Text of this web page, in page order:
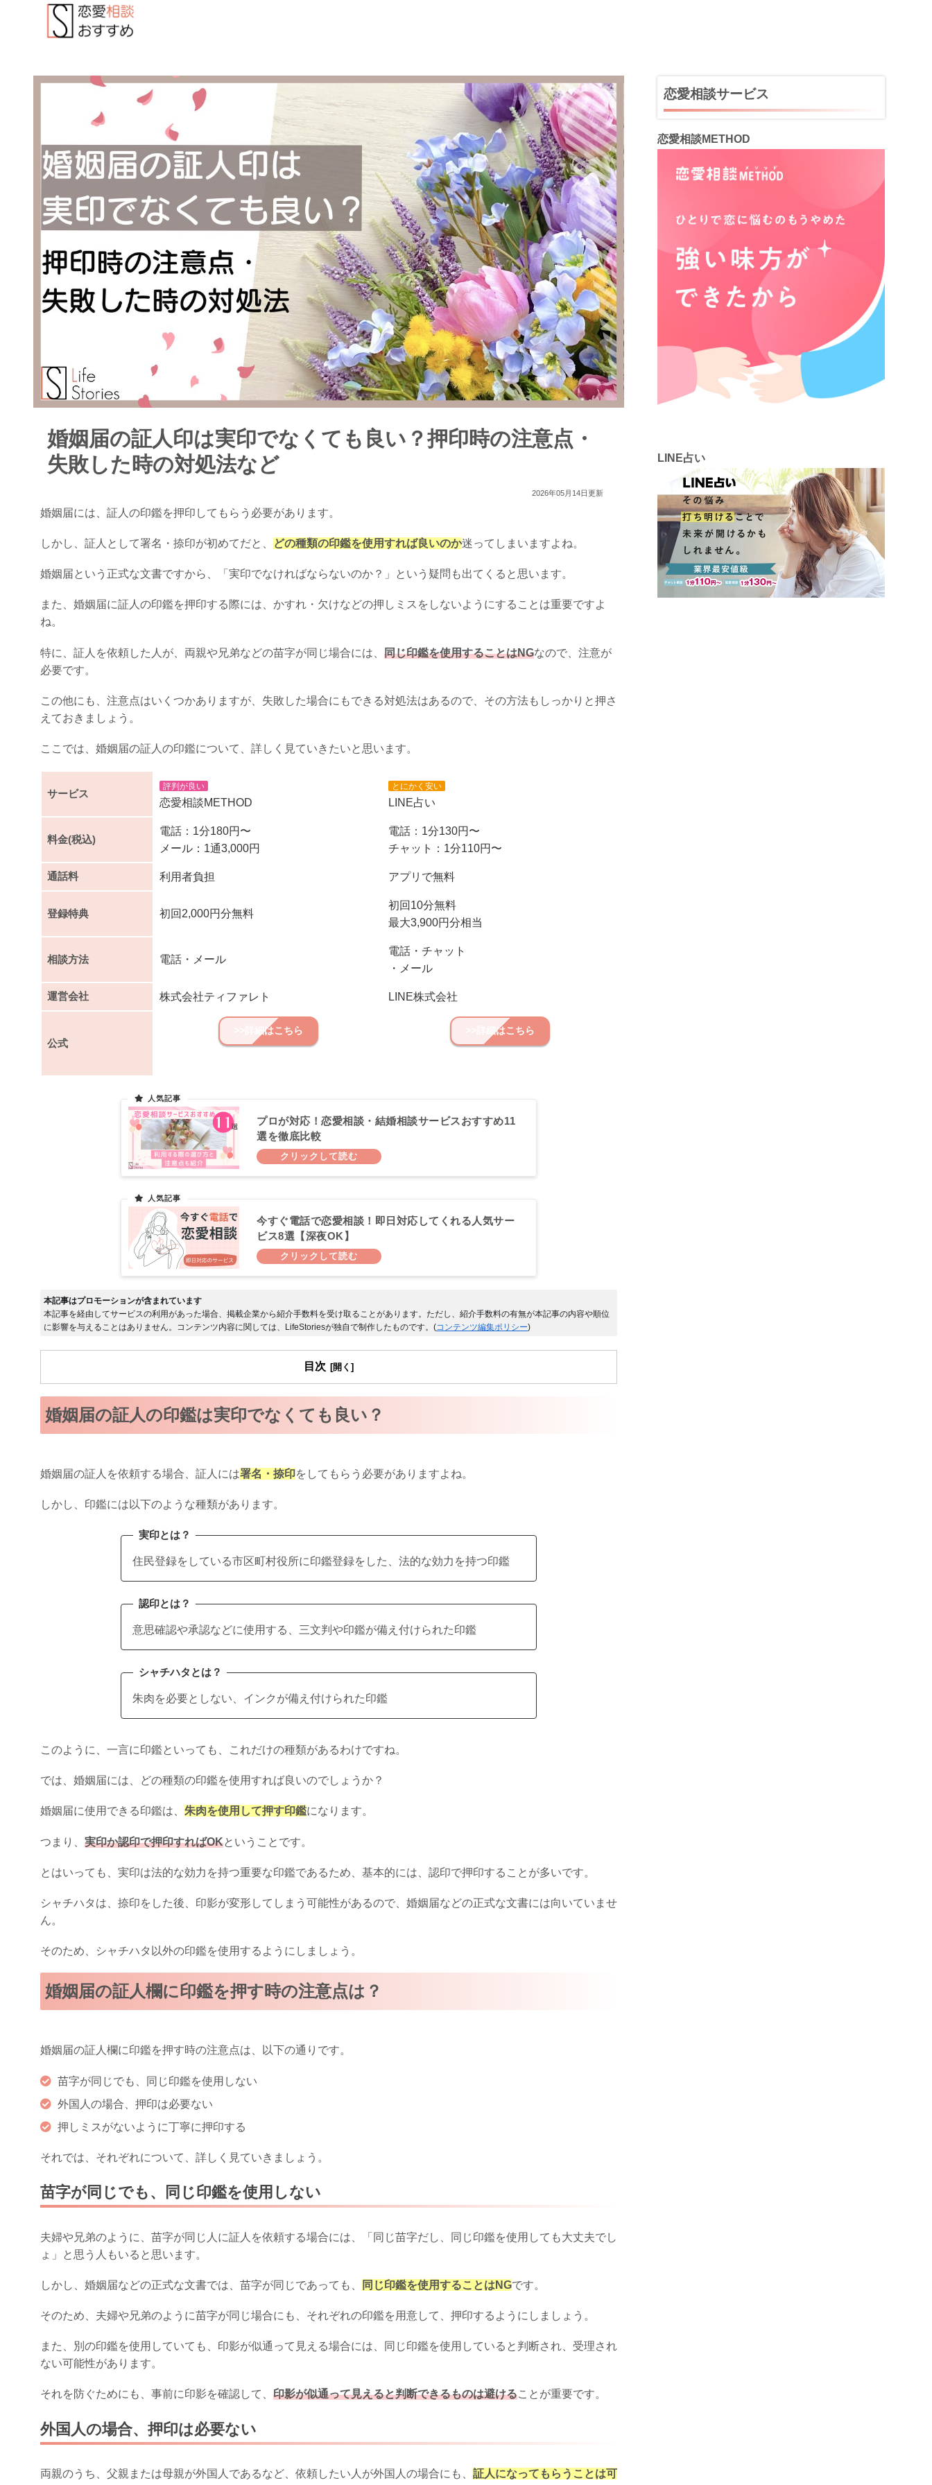
婚姻届の証人印は実印でなくても良い？押印時の注意点・
失敗した時の対処法など
2026年05月14日更新
婚姻届には、証人の印鑑を押印してもらう必要があります。
しかし、証人として署名・捺印が初めてだと、 どの種類の印鑑を使用すれば良いのか迷ってしまいますよね。
婚姻届という正式な文書ですから、「実印でなければならないのか？」という疑問も出てくると思います。
また、婚姻届に証人の印鑑を押印する際には、かすれ・欠けなどの押しミスをしないようにすることは重要ですよ
ね。
特に、証人を依頼した人が、両親や兄弟などの苗字が同じ場合には、 同じ印鑑を使用することはNGなので、注意が
必要です。
この他にも、注意点はいくつかありますが、失敗した場合にもできる対処法はあるので、その方法もしっかりと押さ
えておきましょう。
ここでは、婚姻届の証人の印鑑について、詳しく見ていきたいと思います。
サービス
評判が良い
恋愛相談METHOD
とにかく安い
LINE占い
料金(税込)
電話：1分180円〜
メール：1通3,000円
電話：1分130円〜
チャット：1分110円〜
通話料 利用者負担 アプリで無料
登録特典 初回2,000円分無料
初回10分無料
最大3,900円分相当
相談方法 電話・メール
電話・チャット
・メール
運営会社 株式会社ティファレト LINE株式会社
公式
>>詳細はこちら >>詳細はこちら
プロが対応！恋愛相談・結婚相談サービスおすすめ11
選を徹底比較
今すぐ電話で恋愛相談！即日対応してくれる人気サー
ビス8選【深夜OK】
本記事はプロモーションが含まれています
本記事を経由してサービスの利用があった場合、掲載企業から紹介手数料を受け取ることがあります。ただし、紹介手数料の有無が本記事の内容や順位
に影響を与えることはありません。コンテンツ内容に関しては、LifeStoriesが独自で制作したものです。(コンテンツ編集ポリシー)
目次
婚姻届の証人の印鑑は実印でなくても良い？
婚姻届の証人を依頼する場合、証人には署名・捺印をしてもらう必要がありますよね。
しかし、印鑑には以下のような種類があります。
実印とは？
住民登録をしている市区町村役所に印鑑登録をした、法的な効力を持つ印鑑
認印とは？
意思確認や承認などに使用する、三文判や印鑑が備え付けられた印鑑
シャチハタとは？
朱肉を必要としない、インクが備え付けられた印鑑
このように、一言に印鑑といっても、これだけの種類があるわけですね。
では、婚姻届には、どの種類の印鑑を使用すれば良いのでしょうか？
婚姻届に使用できる印鑑は、 朱肉を使用して押す印鑑になります。
つまり、 実印か認印で押印すればOKということです。
とはいっても、実印は法的な効力を持つ重要な印鑑であるため、基本的には、認印で押印することが多いです。
シャチハタは、捺印をした後、印影が変形してしまう可能性があるので、婚姻届などの正式な文書には向いていませ
ん。
そのため、シャチハタ以外の印鑑を使用するようにしましょう。
婚姻届の証人欄に印鑑を押す時の注意点は？
婚姻届の証人欄に印鑑を押す時の注意点は、以下の通りです。
苗字が同じでも、同じ印鑑を使用しない
外国人の場合、押印は必要ない
押しミスがないように丁寧に押印する
それでは、それぞれについて、詳しく見ていきましょう。
苗字が同じでも、同じ印鑑を使用しない
夫婦や兄弟のように、苗字が同じ人に証人を依頼する場合には、「同じ苗字だし、同じ印鑑を使用しても大丈夫でし
ょ」と思う人もいると思います。
しかし、婚姻届などの正式な文書では、苗字が同じであっても、 同じ印鑑を使用することはNGです。
そのため、夫婦や兄弟のように苗字が同じ場合にも、それぞれの印鑑を用意して、押印するようにしましょう。
また、別の印鑑を使用していても、印影が似通って見える場合には、同じ印鑑を使用していると判断され、受理され
ない可能性があります。
それを防ぐためにも、事前に印影を確認して、 印影が似通って見えると判断できるものは避けることが重要です。
外国人の場合、押印は必要ない
両親のうち、父親または母親が外国人であるなど、依頼したい人が外国人の場合にも、 証人になってもらうことは可
恋愛相談サービス
恋愛相談METHOD
LINE占い